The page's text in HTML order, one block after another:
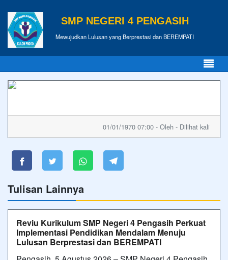
SMP NEGERI 4 PENGASIH
Mewujudkan Lulusan yang Berprestasi dan BEREMPATI
01/01/1970 07:00 - Oleh - Dilihat kali
Tulisan Lainnya
Reviu Kurikulum SMP Negeri 4 Pengasih Perkuat
Implementasi Pendidikan Mendalam Menuju
Lulusan Berprestasi dan BEREMPATI